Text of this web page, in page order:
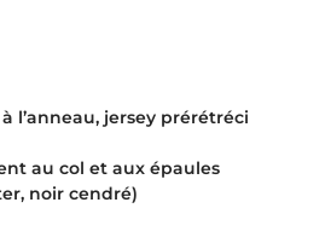
à l’anneau, jersey prérétréci
au col et aux épaules
noir cendré)